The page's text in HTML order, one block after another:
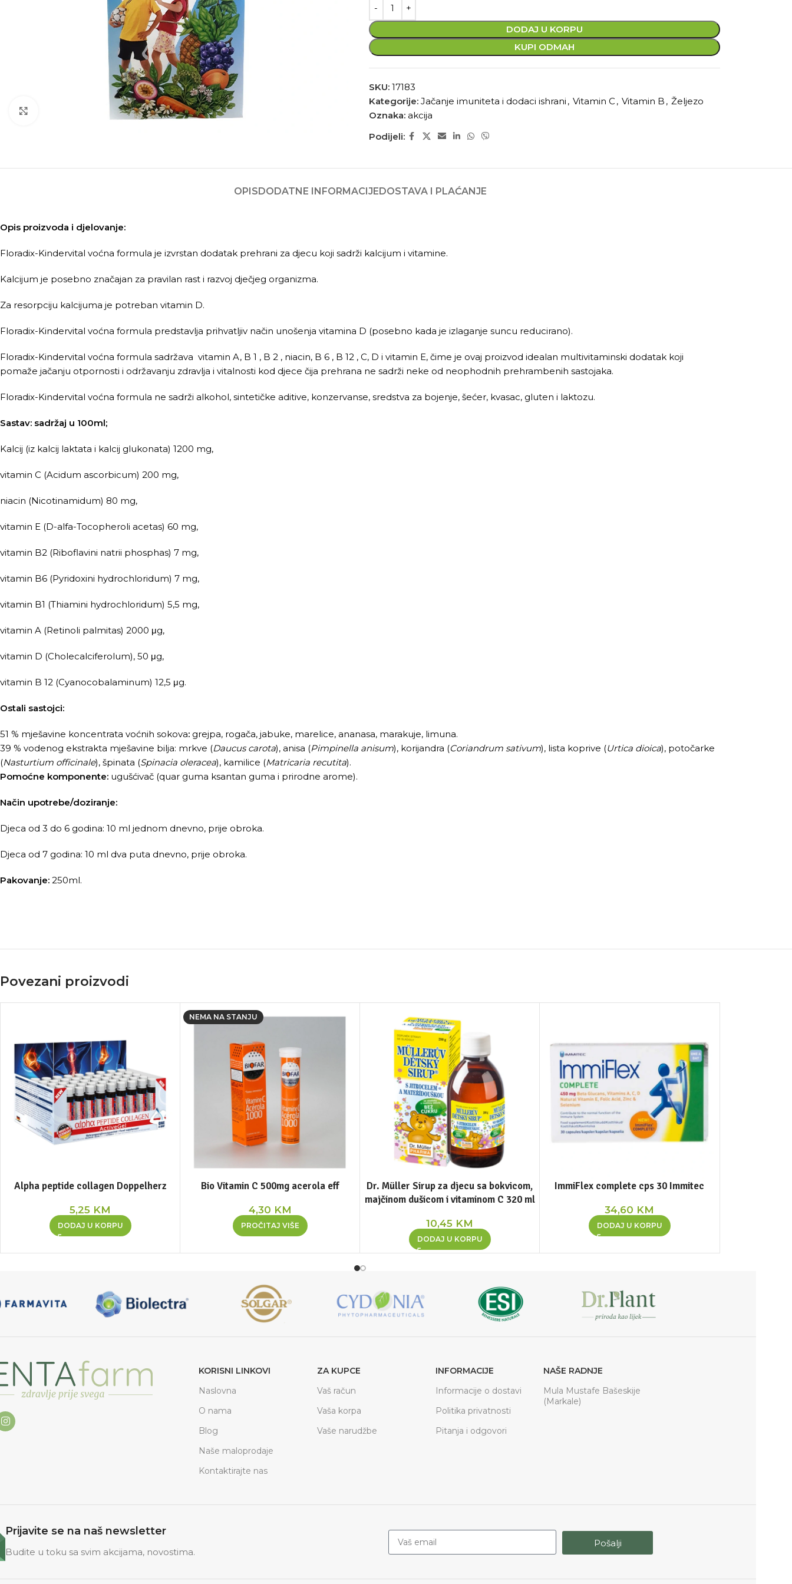
Kliknite za povećanje
DODAJ U KORPU
KUPI ODMAH
SKU: 17183
Kategorije: Jačanje imuniteta i dodaci ishrani , Vitamin C , Vitamin B , Željezo
Oznaka: akcija
Podijeli:
OPISDODATNE INFORMACIJEDOSTAVA I PLAĆANJE
Opis proizvoda i djelovanje:
Floradix-Kindervital voćna formula je izvrstan dodatak prehrani za djecu koji sadrži kalcijum i vitamine.
Kalcijum je posebno značajan za pravilan rast i razvoj dječjeg organizma.
Za resorpciju kalcijuma je potreban vitamin D.
Floradix-Kindervital voćna formula predstavlja prihvatljiv način unošenja vitamina D (posebno kada je izlaganje suncu reducirano).
Floradix-Kindervital voćna formula sadržava vitamin A, B 1 , B 2 , niacin, B 6 , B 12 , C, D i vitamin E, čime je ovaj proizvod idealan multivitaminski dodatak koji
pomaže jačanju otpornosti i održavanju zdravlja i vitalnosti kod djece čija prehrana ne sadrži neke od neophodnih prehrambenih sastojaka.
Floradix-Kindervital voćna formula ne sadrži alkohol, sintetičke aditive, konzervanse, sredstva za bojenje, šećer, kvasac, gluten i laktozu.
Sastav: sadržaj u 100ml;
Kalcij (iz kalcij laktata i kalcij glukonata) 1200 mg,
vitamin C (Acidum ascorbicum) 200 mg,
niacin (Nicotinamidum) 80 mg,
vitamin E (D-alfa-Tocopheroli acetas) 60 mg,
vitamin B2 (Riboflavini natrii phosphas) 7 mg,
vitamin B6 (Pyridoxini hydrochloridum) 7 mg,
vitamin B1 (Thiamini hydrochloridum) 5,5 mg,
vitamin A (Retinoli palmitas) 2000 μg,
vitamin D (Cholecalciferolum), 50 μg,
vitamin B 12 (Cyanocobalaminum) 12,5 μg.
Ostali sastojci:
51 % mješavine koncentrata voćnih sokova: grejpa, rogača, jabuke, marelice, ananasa, marakuje, limuna.
39 % vodenog ekstrakta mješavine bilja: mrkve (Daucus carota), anisa (Pimpinella anisum), korijandra (Coriandrum sativum), lista koprive (Urtica dioica), potočarke
(Nasturtium officinale), špinata (Spinacia oleracea), kamilice (Matricaria recutita).
Pomoćne komponente: ugušćivač (quar guma ksantan guma i prirodne arome).
Način upotrebe/doziranje:
Djeca od 3 do 6 godina: 10 ml jednom dnevno, prije obroka.
Djeca od 7 godina: 10 ml dva puta dnevno, prije obroka.
Pakovanje: 250ml.
Povezani proizvodi
Alpha peptide collagen Doppelherz
5,25 KM
DODAJ U KORPU
NEMA NA STANJU
Bio Vitamin C 500mg acerola eff
4,30 KM
PROČITAJ VIŠE
Dr. Müller Sirup za djecu sa bokvicom,
majčinom dušicom i vitaminom C 320 ml
10,45 KM
DODAJ U KORPU
ImmiFlex complete cps 30 Immitec
34,60 KM
DODAJ U KORPU
KORISNI LINKOVI
Naslovna
O nama
Blog
Naše maloprodaje
Kontaktirajte nas
ZA KUPCE
Vaš račun
Vaša korpa
Vaše narudžbe
INFORMACIJE
Informacije o dostavi
Politika privatnosti
Pitanja i odgovori
NAŠE RADNJE
Mula Mustafe Bašeskije
(Markale)
Prijavite se na naš newsletter
Budite u toku sa svim akcijama, novostima.
Pošalji